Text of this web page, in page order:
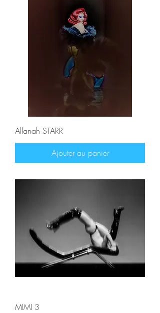
Allanah STARR
Ajouter au panier
MIMI 3